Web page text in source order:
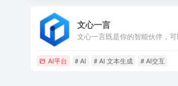
文心一言
AI平台 # AI # AI 文本生成 # AI交互